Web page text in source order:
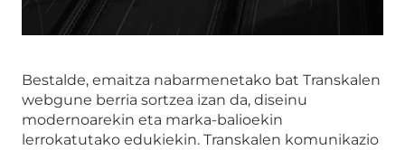
Bestalde, emaitza nabarmenetako bat Transkalen
webgune berria sortzea izan da, diseinu
modernoarekin eta marka-balioekin
lerrokatutako edukiekin. Transkalen komunikazio